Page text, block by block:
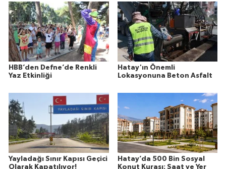
HBB’den Defne’de Renkli
Yaz Etkinliği
Hatay'ın Önemli
Lokasyonuna Beton Asfalt
Yayladağı Sınır Kapısı Geçici
Olarak Kapatılıyor!
Hatay’da 500 Bin Sosyal
Konut Kurası: Saat ve Yer